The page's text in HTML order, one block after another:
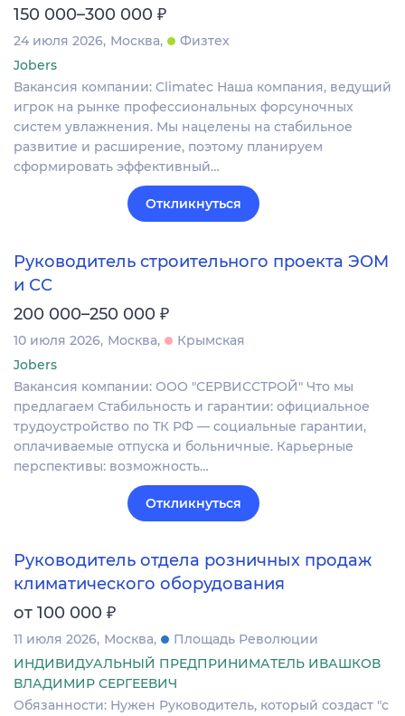
150 000–300 000 ₽
24 июля 2026 Москва
Физтех
Jobers
Вакансия компании: Climatec Наша компания, ведущий
игрок на рынке профессиональных форсуночных
систем увлажнения. Мы нацелены на стабильное
развитие и расширение, поэтому планируем
сформировать эффективный…
Откликнуться
Руководитель строительного проекта ЭОМ
и СС
200 000–250 000 ₽
10 июля 2026 Москва
Крымская
Jobers
Вакансия компании: ООО "СЕРВИССТРОЙ" Что мы
предлагаем Стабильность и гарантии: официальное
трудоустройство по ТК РФ — социальные гарантии,
оплачиваемые отпуска и больничные. Карьерные
перспективы: возможность…
Откликнуться
Руководитель отдела розничных продаж
климатического оборудования
от 100 000 ₽
11 июля 2026 Москва
Площадь Революции
ИНДИВИДУАЛЬНЫЙ ПРЕДПРИНИМАТЕЛЬ ИВАШКОВ
ВЛАДИМИР СЕРГЕЕВИЧ
Обязанности: Нужен Руководитель, который создаст "с